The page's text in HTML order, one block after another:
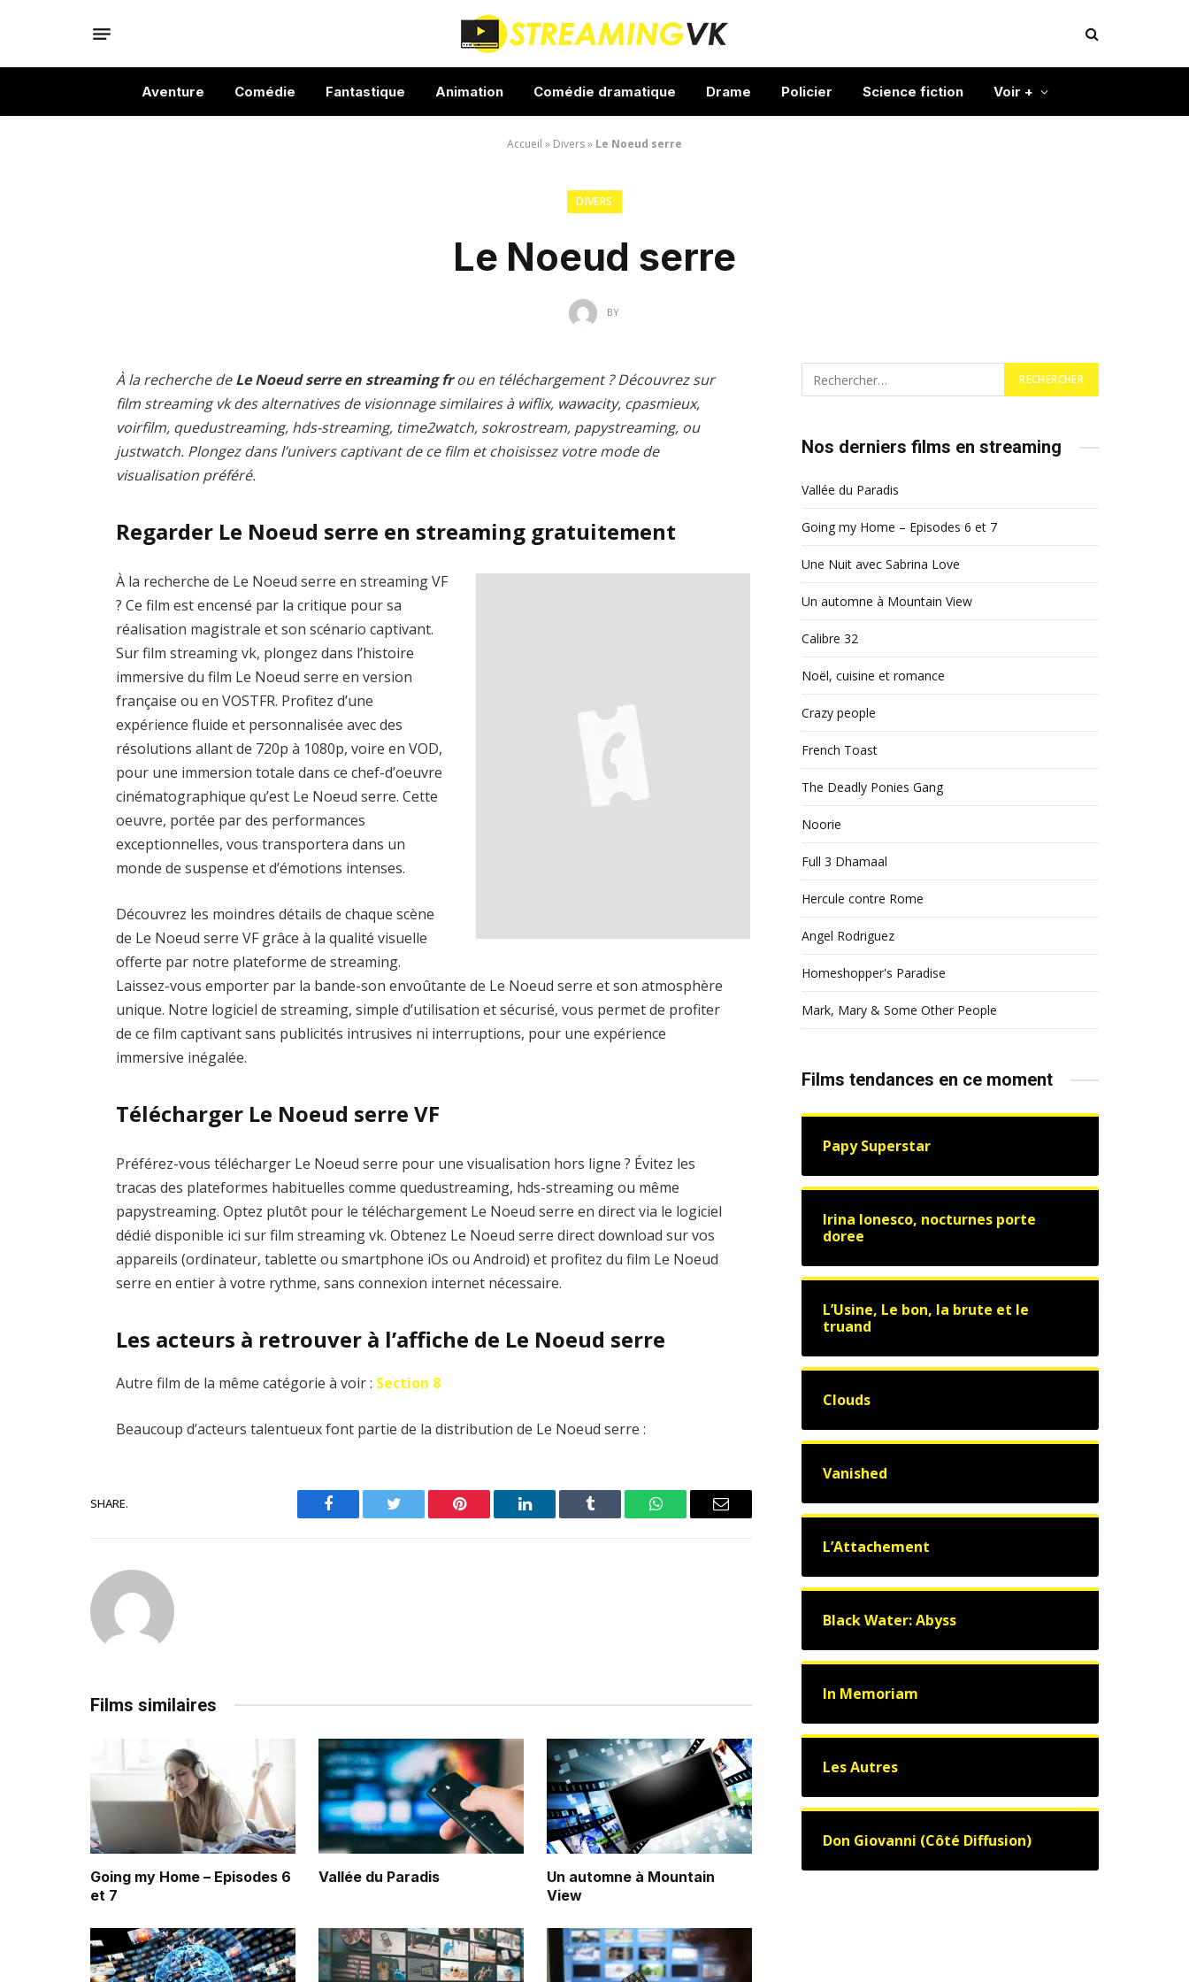
Aventure Comédie Fantastique Animation Comédie dramatique Drame Policier Science fiction Voir +
Accueil » Divers» Le Noeud serre
DIVERS
Le Noeud serre
BY
À la recherche deLe Noeud serre en streaming frou en téléchargement ? Découvrez sur
film streaming vk des alternatives de visionnage similaires à wiflix, wawacity, cpasmieux,
voirfilm, quedustreaming, hds-streaming, time2watch, sokrostream, papystreaming, ou
justwatch. Plongez dans l’univers captivant de ce film et choisissez votre mode de
visualisation préféré.
Regarder Le Noeud serre en streaming gratuitement
À la recherche de Le Noeud serre en streaming VF
? Ce film est encensé par la critique pour sa
réalisation magistrale et son scénario captivant.
Sur film streaming vk, plongez dans l’histoire
immersive du film Le Noeud serre en version
française ou en VOSTFR. Profitez d’une
expérience fluide et personnalisée avec des
résolutions allant de 720p à 1080p, voire en VOD,
pour une immersion totale dans ce chef-d’oeuvre
cinématographique qu’est Le Noeud serre. Cette
oeuvre, portée par des performances
exceptionnelles, vous transportera dans un
monde de suspense et d’émotions intenses.
Découvrez les moindres détails de chaque scène
de Le Noeud serre VF grâce à la qualité visuelle
offerte par notre plateforme de streaming.
Laissez-vous emporter par la bande-son envoûtante de Le Noeud serre et son atmosphère
unique. Notre logiciel de streaming, simple d’utilisation et sécurisé, vous permet de profiter
de ce film captivant sans publicités intrusives ni interruptions, pour une expérience
immersive inégalée.
Télécharger Le Noeud serre VF
Préférez-vous télécharger Le Noeud serre pour une visualisation hors ligne ? Évitez les
tracas des plateformes habituelles comme quedustreaming, hds-streaming ou même
papystreaming. Optez plutôt pour le téléchargement Le Noeud serre en direct via le logiciel
dédié disponible ici sur film streaming vk. Obtenez Le Noeud serre direct download sur vos
appareils (ordinateur, tablette ou smartphone iOs ou Android) et profitez du film Le Noeud
serre en entier à votre rythme, sans connexion internet nécessaire.
Les acteurs à retrouver à l’affiche de Le Noeud serre
Autre film de la même catégorie à voir : Section 8
Beaucoup d’acteurs talentueux font partie de la distribution de Le Noeud serre :
SHARE.
Facebook Twitter Pinterest LinkedIn Tumblr WhatsAppEmail
Films similaires
Going my Home – Episodes 6
et 7
Vallée du Paradis
Un automne à Mountain
View
Nos derniers films en streaming
Vallée du Paradis
Going my Home – Episodes 6 et 7
Une Nuit avec Sabrina Love
Un automne à Mountain View
Calibre 32
Noël, cuisine et romance
Crazy people
French Toast
The Deadly Ponies Gang
Noorie
Full 3 Dhamaal
Hercule contre Rome
Angel Rodriguez
Homeshopper's Paradise
Mark, Mary & Some Other People
Films tendances en ce moment
Papy Superstar
Irina Ionesco, nocturnes porte
doree
L’Usine, Le bon, la brute et le
truand
Clouds
Vanished
L’Attachement
Black Water: Abyss
In Memoriam
Les Autres
Don Giovanni (Côté Diffusion)